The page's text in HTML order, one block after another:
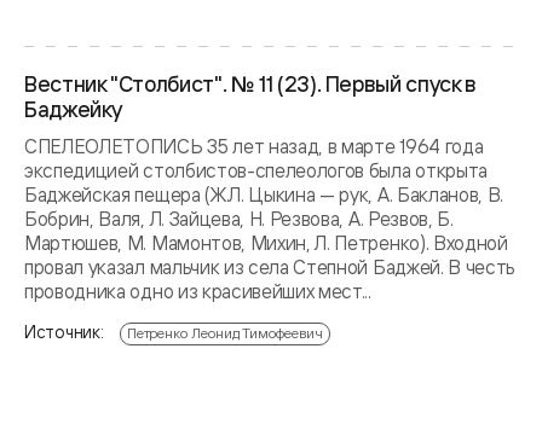
Вестник "Столбист". № 11 (23). Первый спуск в
Баджейку
СПЕЛЕОЛЕТОПИСЬ 35 лет назад, в марте 1964 года
экспедицией столбистов-спелеологов была открыта
Баджейская пещера (Ж.Л. Цыкина — рук, А. Бакланов, В.
Бобрин, Валя, Л. Зайцева, Н. Резвова, А. Резвов, Б.
Мартюшев, М. Мамонтов, Михин, Л. Петренко). Входной
провал указал мальчик из села Степной Баджей. В честь
проводника одно из красивейших мест...
Источник: Петренко Леонид Тимофеевич